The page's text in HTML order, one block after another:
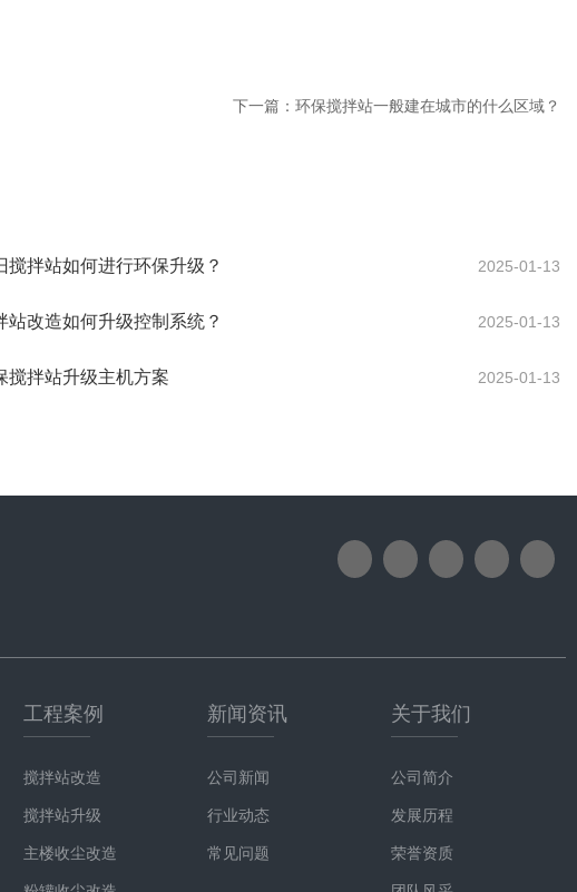
下一篇： 环保搅拌站一般建在城市的什么区域？
2025-01-13
搅拌站如何进行环保升级？
2025-01-13
站改造如何升级控制系统？
2025-01-13
搅拌站升级主机方案
工程案例
搅拌站改造
搅拌站升级
主楼收尘改造
新闻资讯
公司新闻
行业动态
常见问题
关于我们
公司简介
发展历程
荣誉资质